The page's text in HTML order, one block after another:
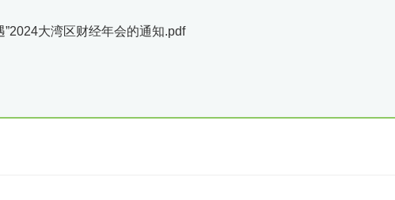
大湾区财经年会的通知.pdf